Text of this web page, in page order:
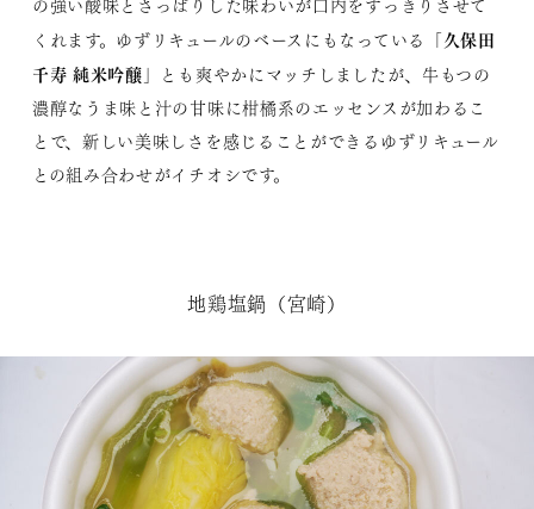
の強い酸味とさっぱりした味わいが口内をすっきりさせて
くれます。ゆずリキュールのベースにもなっている「久保田
千寿 純米吟醸 」とも爽やかにマッチしましたが、牛もつの
濃醇なうま味と汁の甘味に柑橘系のエッセンスが加わるこ
とで、新しい美味しさを感じることができるゆずリキュール
との組み合わせがイチオシです。
地鶏塩鍋（宮崎）